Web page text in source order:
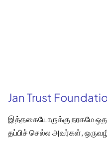
Jan Trust
இத்தகையோருக்கு நரகமே
தப்பிச் செல்ல அவர்கள்,